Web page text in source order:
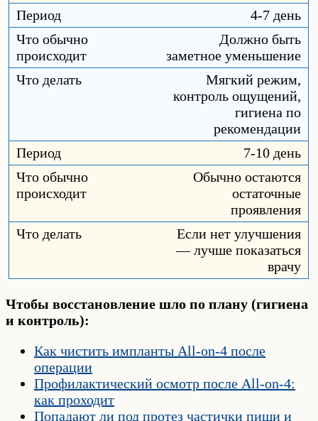
4-7 день
Должно быть
заметное уменьшение
Мягкий режим,
контроль ощущений,
гигиена по
рекомендации
7-10 день
Обычно остаются
остаточные
проявления
Если нет улучшения
— лучше показаться
врачу
Чтобы восстановление шло по плану (гигиена
и контроль):
Как чистить импланты All-on-4 после
операции
Профилактический осмотр после All-on-4:
как проходит
Попадают ли под протез частички пищи и